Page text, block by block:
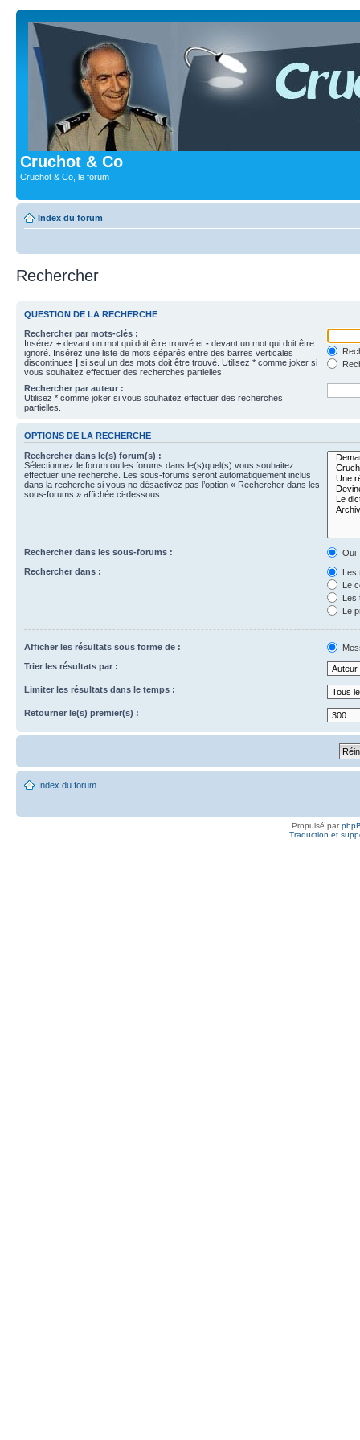
Cruchot & Co
Cruchot & Co, le forum
Index du forum
Rechercher
QUESTION DE LA RECHERCHE
Rechercher par mots-clés :
Insérez + devant un mot qui doit être trouvé et - devant un mot qui doit être
ignoré. Insérez une liste de mots séparés entre des barres verticales
discontinues | si seul un des mots doit être trouvé. Utilisez * comme joker si
vous souhaitez effectuer des recherches partielles.
Rechercher par auteur :
Utilisez * comme joker si vous souhaitez effectuer des recherches
partielles.
OPTIONS DE LA RECHERCHE
Rechercher dans le(s) forum(s) :
Sélectionnez le forum ou les forums dans le(s)quel(s) vous souhaitez
effectuer une recherche. Les sous-forums seront automatiquement inclus
dans la recherche si vous ne désactivez pas l’option « Rechercher dans les
sous-forums » affichée ci-dessous.
Rechercher dans les sous-forums :
Oui
Rechercher dans :
Les
Le
Les
Le
Afficher les résultats sous forme de :
Trier les résultats par :
Limiter les résultats dans le temps :
Retourner le(s) premier(s) :
Index du forum
Propulsé par
Traduction et